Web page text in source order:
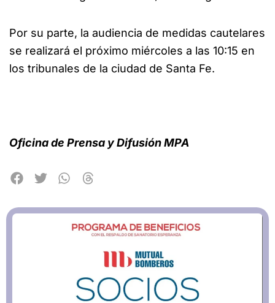
Por su parte, la audiencia de medidas cautelares
se realizará el próximo miércoles a las 10:15 en
los tribunales de la ciudad de Santa Fe.
Oficina de Prensa y Difusión MPA